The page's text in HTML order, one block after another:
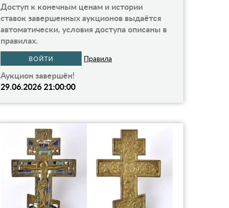
Доступ к конечным ценам и истории
ставок завершенных аукционов выдаётся
автоматически, условия доступа описаны в
правилах.
ВОЙТИ Правила
Аукцион завершён!
29.06.2026 21:00:00